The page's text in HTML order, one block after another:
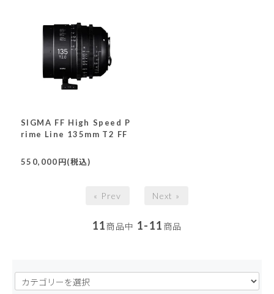
SIGMA FF High Speed P
rime Line 135mm T2 FF
550,000円(税込)
« Prev Next »
11商品中 1-11 商品